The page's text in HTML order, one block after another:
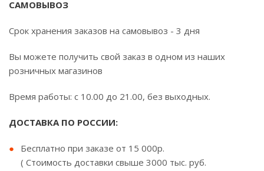
САМОВЫВОЗ
Срок хранения заказов на самовывоз - 3 дня
Вы можете получить свой заказ в одном из наших
розничных магазинов
Время работы: с 10.00 до 21.00, без выходных.
ДОСТАВКА ПО РОССИИ:
Бесплатно при заказе от 15 000р.
( Стоимость доставки свыше 3000 тыс. руб.